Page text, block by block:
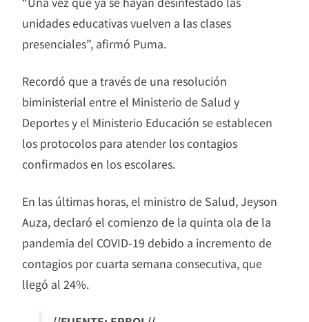
unidades educativas vuelven a las clases
presenciales”, afirmó Puma.
Recordó que a través de una resolución
biministerial entre el Ministerio de Salud y
Deportes y el Ministerio Educación se establecen
los protocolos para atender los contagios
confirmados en los escolares.
En las últimas horas, el ministro de Salud, Jeyson
Auza, declaró el comienzo de la quinta ola de la
pandemia del COVID-19 debido a incremento de
contagios por cuarta semana consecutiva, que
llegó al 24%.